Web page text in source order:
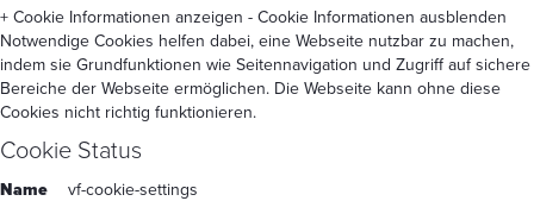
+ Cookie Informationen anzeigen - Cookie Informationen ausblenden
Notwendige Cookies helfen dabei, eine Webseite nutzbar zu machen,
indem sie Grundfunktionen wie Seitennavigation und Zugriff auf sichere
Bereiche der Webseite ermöglichen. Die Webseite kann ohne diese
Cookies nicht richtig funktionieren.
Cookie Status
Name
vf-cookie-settings